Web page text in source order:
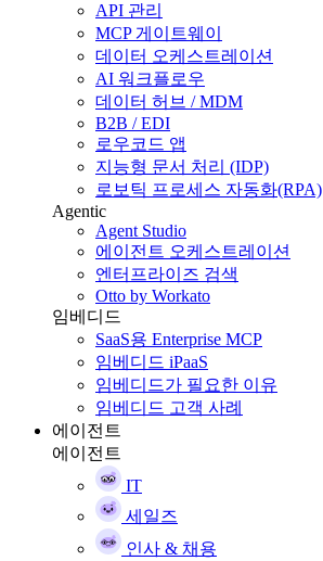
API 관리
MCP 게이트웨이
데이터 오케스트레이션
AI 워크플로우
데이터 허브 / MDM
B2B / EDI
로우코드 앱
지능형 문서 처리 (IDP)
로보틱 프로세스 자동화(RPA)
Agentic
Agent Studio
에이전트 오케스트레이션
엔터프라이즈 검색
Otto by Workato
임베디드
SaaS용 Enterprise MCP
임베디드 iPaaS
임베디드가 필요한 이유
임베디드 고객 사례
에이전트
에이전트
IT
세일즈
인사 & 채용